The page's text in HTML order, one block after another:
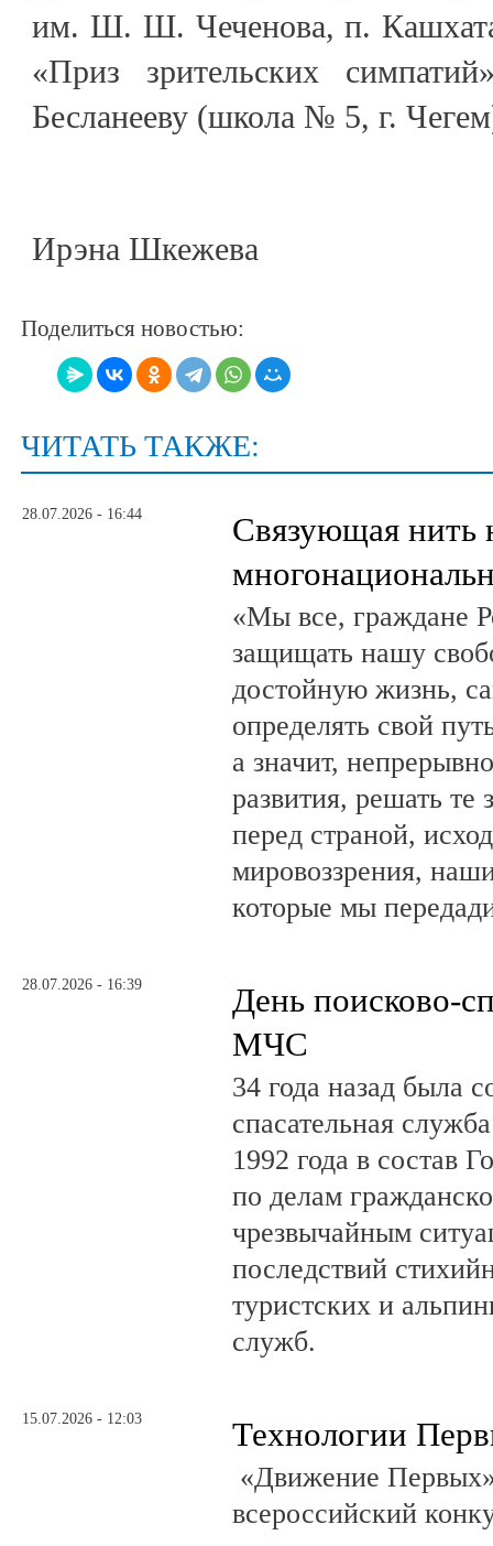
им. Ш. Ш. Чеченова, п.
«Приз зрительских
Бесланееву (школа № 5, г.
Ирэна Шкежева
Поделиться новостью:
ЧИТАТЬ ТАКЖЕ:
28.07.2026 - 16:44
Связующая нить
«Мы все, граждане
защищать нашу
достойную жизнь,
определять свой
а значит,
развития, решать те
перед страной,
мировоззрения,
которые мы
28.07.2026 - 16:39
День поисково-
МЧС
34 года назад была
спасательная
1992 года в состав
по делам
чрезвычайным
последствий
туристских и
служб.
15.07.2026 - 12:03 Технологии
«Движение Первых»
всероссийский